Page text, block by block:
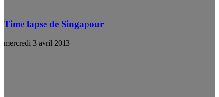
Time lapse de Singapour
mercredi 3 avril 2013